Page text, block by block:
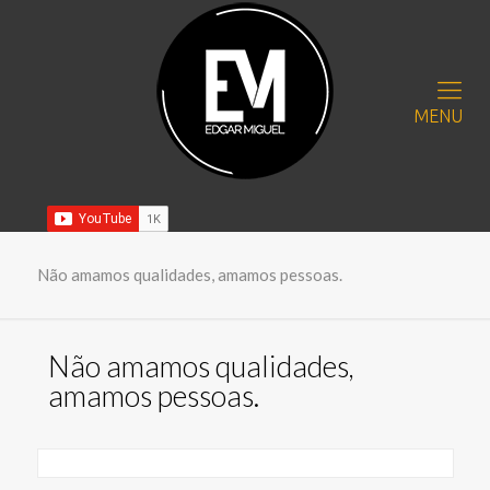
MENU
Não amamos qualidades, amamos pessoas.
Não amamos qualidades,
amamos pessoas.